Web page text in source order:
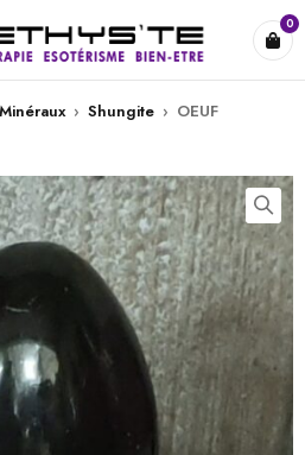
0
Minéraux › Shungite › OEUF